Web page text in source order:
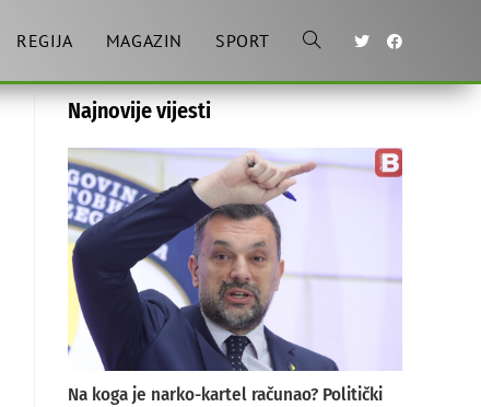
REGIJA MAGAZIN SPORT Toggle
Najnovije vijesti
Na koga je narko-kartel računao? Politički